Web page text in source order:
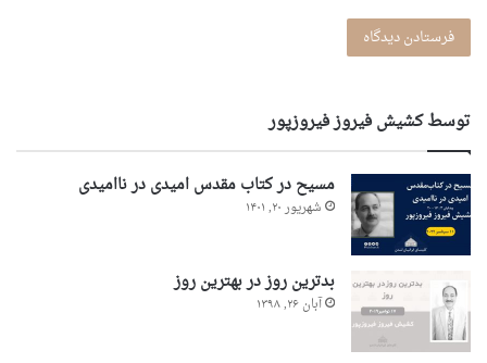
توسط کشیش فیروز فیروزپور
مسیح در کتاب مقدس امیدی در ناامیدی
شهریور ۲۰, ۱۴۰۱
بدترین روز در بهترین روز
آبان ۲۶, ۱۳۹۸